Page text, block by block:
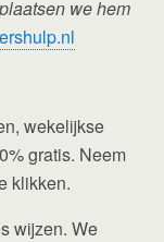
we hem
wekelijkse
gratis. Neem
klikken.
wijzen. We